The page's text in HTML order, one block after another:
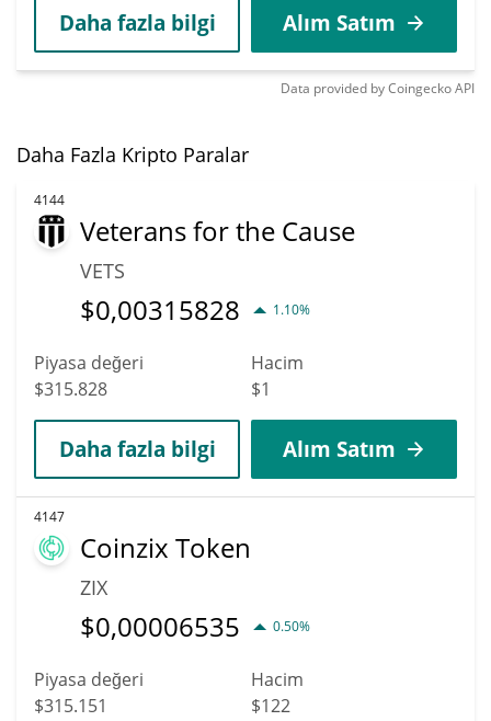
Daha fazla bilgi Alım Satım
Data provided byCoingeckoAPI
Daha Fazla Kripto Paralar
4144
Veterans for the Cause
VETS
$0,00315828 1.10%
Piyasa değeri
$315.828
Hacim
$1
Daha fazla bilgi Alım Satım
4147
Coinzix Token
ZIX
$0,00006535 0.50%
Piyasa değeri
$315.151
Hacim
$122